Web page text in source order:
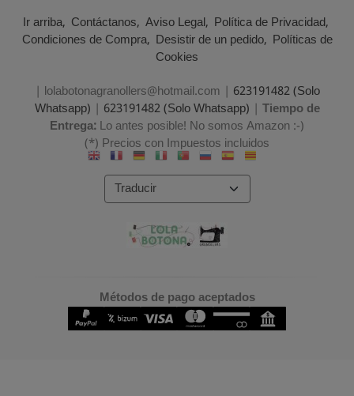
Ir arriba Contáctanos Aviso Legal Política de Privacidad
Condiciones de Compra Desistir de un pedido Políticas de
Cookies
| lolabotonagranollers@hotmail.com | 623191482 (Solo
Whatsapp) | 623191482 (Solo Whatsapp) | Tiempo de
Entrega:Lo antes posible! No somos Amazon :-)
(*) Precios con Impuestos incluidos
Métodos de pago aceptados